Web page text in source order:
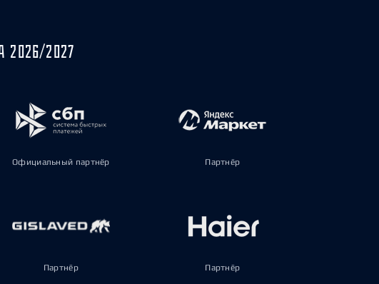
2026/2027
Официальный партнёр Партнёр
Партнёр Партнёр